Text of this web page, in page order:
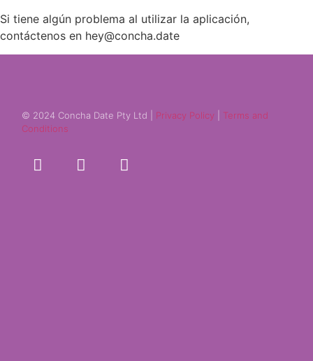
Si tiene algún problema al utilizar la aplicación,
contáctenos en hey@concha.date
© 2024 Concha Date Pty Ltd | Privacy Policy
Terms and
Conditions